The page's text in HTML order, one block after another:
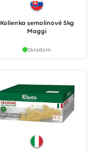
Kolienka semolinové 5kg
Maggi
Skladom